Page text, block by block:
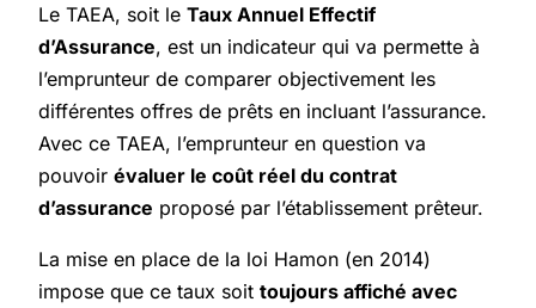
Le TAEA, soit leTaux Annuel Effectif
d’Assurance, est un indicateur qui va permette à
l’emprunteur de comparer objectivement les
différentes offres de prêts en incluant l’assurance.
Avec ce TAEA, l’emprunteur en question va
pouvoirévaluer le coût réel du contrat
d’assurance proposé par l’établissement prêteur.
La mise en place de la loi Hamon (en 2014)
impose que ce taux soittoujours affiché avec